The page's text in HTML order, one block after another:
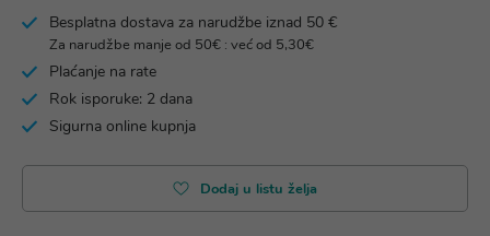
Besplatna dostava za narudžbe iznad 50 €
Za narudžbe manje od 50€ : već od 5,30€
Plaćanje na rate
Rok isporuke: 2 dana
Sigurna online kupnja
Dodaj u listu želja